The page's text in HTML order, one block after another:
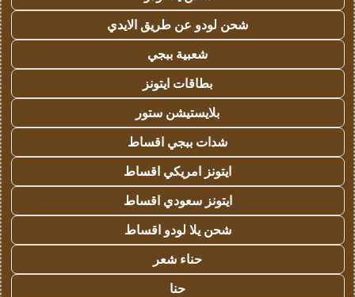
شحن لودو عن طريق الايدي
شعبية ببجي
بطاقات ايتونز
بلايستيشن ستور
شدات ببجي اقساط
ايتونز امريكي اقساط
ايتونز سعودي اقساط
شحن يلا لودو اقساط
حناء شعر
حنا